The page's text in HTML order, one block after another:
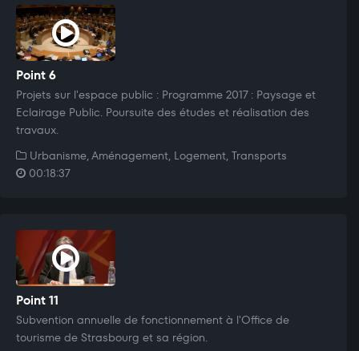
Point 6
Projets sur l'espace public : Programme 2017 : Paysage et
Eclairage Public. Poursuite des études et réalisation des
travaux.
Urbanisme, Aménagement, Logement, Transports
00:18:37
Point 11
Subvention annuelle de fonctionnement à l'Office de
tourisme de Strasbourg et sa région.